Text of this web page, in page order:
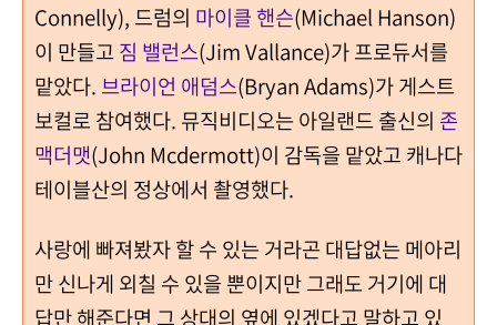
Connelly), 드럼의 마이클 핸슨(Michael Hanson)
이 만들고 짐 밸런스(Jim Vallance)가 프로듀서를
맡았다. 브라이언 애덤스(Bryan Adams)가 게스트
보컬로 참여했다. 뮤직비디오는 아일랜드 출신의 존
맥더맷(John Mcdermott)이 감독을 맡았고 캐나다
테이블산의 정상에서 촬영했다.
사랑에 빠져봤자 할 수 있는 거라곤 대답없는 메아리
만 신나게 외칠 수 있을 뿐이지만 그래도 거기에 대
답만 해준다면 그 상대의 옆에 있겠다고 말하고 있